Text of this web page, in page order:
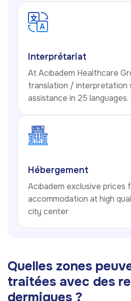
Interprétariat
At Acıbadem Healthcare
translation / interpretation
assistance in 25 languages.
Hébergement
Acıbadem exclusive prices
accommodation at high
city center
Quelles zones
traitées avec des
dermiques ?